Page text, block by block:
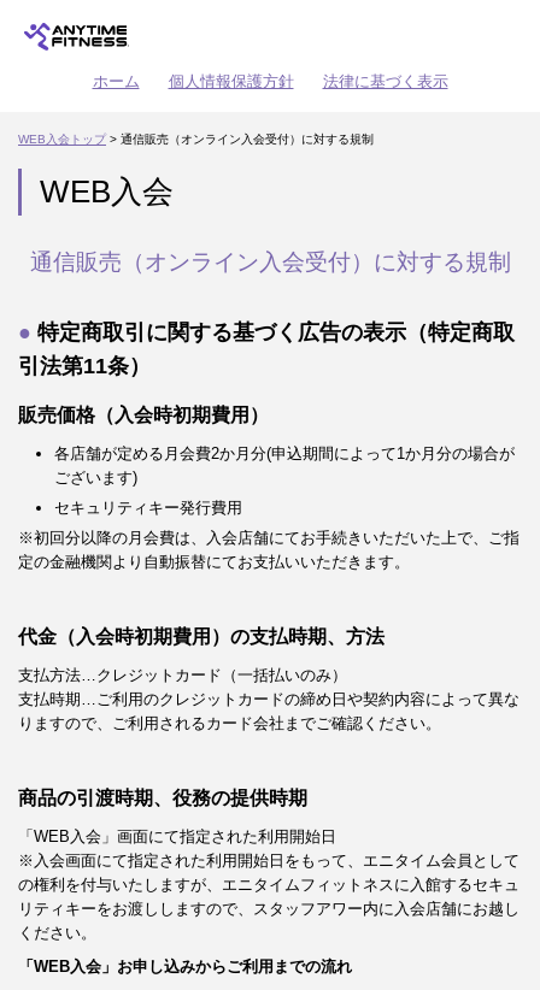
ホーム 個人情報保護方針 法律に基づく表示
WEB入会トップ> 通信販売（オンライン入会受付）に対する規制
WEB入会
通信販売（オンライン入会受付）に対する規制
特定商取引に関する基づく広告の表示（特定商取
引法第11条）
販売価格（入会時初期費用）
各店舗が定める月会費2か月分(申込期間によって1か月分の場合が
ございます)
セキュリティキー発行費用
※初回分以降の月会費は、入会店舗にてお手続きいただいた上で、ご指
定の金融機関より自動振替にてお支払いいただきます。
代金（入会時初期費用）の支払時期、方法
支払方法…クレジットカード（一括払いのみ）
支払時期…ご利用のクレジットカードの締め日や契約内容によって異な
りますので、ご利用されるカード会社までご確認ください。
商品の引渡時期、役務の提供時期
「WEB入会」画面にて指定された利用開始日
※入会画面にて指定された利用開始日をもって、エニタイム会員として
の権利を付与いたしますが、エニタイムフィットネスに入館するセキュ
リティキーをお渡ししますので、スタッフアワー内に入会店舗にお越し
ください。
「WEB入会」お申し込みからご利用までの流れ